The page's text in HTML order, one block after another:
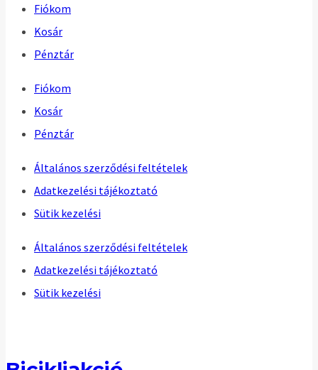
Fiókom
Kosár
Pénztár
Fiókom
Kosár
Pénztár
Általános szerződési feltételek
Adatkezelési tájékoztató
Sütik kezelési
Általános szerződési feltételek
Adatkezelési tájékoztató
Sütik kezelési